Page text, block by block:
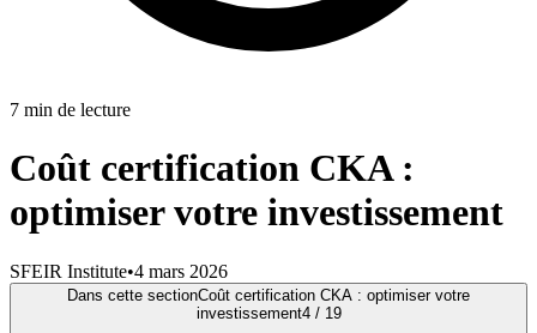
7 min de lecture
Coût certification CKA :
optimiser votre investissement
SFEIR Institute•4 mars 2026
Dans cette sectionCoût certification CKA : optimiser votre
investissement4/ 19